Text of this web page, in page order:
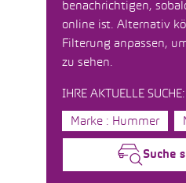
benachrichtigen,
online ist. Alternativ
Filterung anpassen,
zu sehen.
IHRE AKTUELLE SUCHE:
Marke : Hummer
Suche